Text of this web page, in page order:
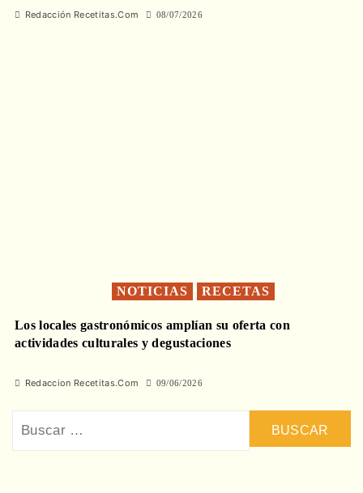
Redacción Recetitas.Com 08/07/2026
NOTICIAS RECETAS
Los locales gastronómicos amplían su oferta con
actividades culturales y degustaciones
Redaccion Recetitas.Com 09/06/2026